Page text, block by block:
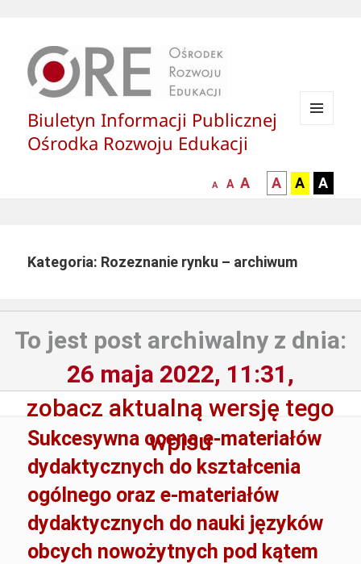
Biuletyn Informacji Publicznej
Ośrodka Rozwoju Edukacji
mniejsza
A
normalna
A
większa-
czcionka
A
kontrast
czarny
tle
A
kontrast
czarny
tle
A
żółty
A
Kategoria: Rozeznanie rynku – archiwum
To jest post archiwalny z dnia:
26 maja 2022, 11:31,
zobacz aktualną wersję tego
wpisu
Sukcesywna ocena e-materiałów
dydaktycznych do kształcenia
ogólnego oraz e-materiałów
dydaktycznych do nauki języków
obcych nowożytnych pod kątem